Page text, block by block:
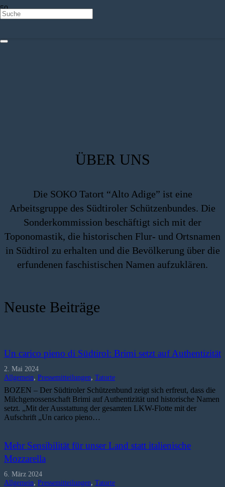
ÜBER UNS
Die SOKO Tatort “Alto Adige” ist eine
Arbeitsgruppe des Südtiroler Schützenbundes. Die
Sonderkommission beschäftigt sich mit der
Toponomastik, die historischen Flur- und Ortsnamen
in Südtirol zu erhalten und die Bevölkerung über die
erfundenen faschistischen Namen aufzuklären.
Neuste Beiträge
Un carico pieno di Südtirol: Brimi setzt auf Authentizität
2. Mai 2024
Allgemein, Pressemitteilungen, Tatorte
BOZEN – Der Südtiroler Schützenbund zeigt sich erfreut, dass die
Milchgenossenschaft Brimi auf Authentizität und historische Namen
setzt. „Mit der Ausstattung der gesamten LKW-Flotte mit der
Aufschrift „Un carico pieno…
Mehr Sensibilität für unser Land statt italienische
Mozzarella
6. März 2024
Allgemein, Pressemitteilungen, Tatorte